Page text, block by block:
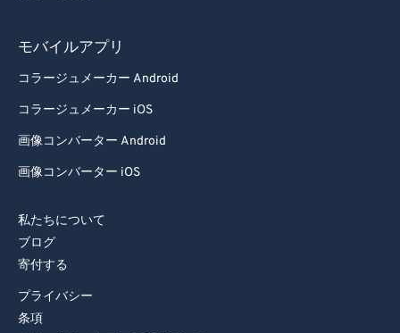
モバイルアプリ
コラージュメーカー Android
コラージュメーカー iOS
画像コンバーター Android
画像コンバーター iOS
私たちについて
ブログ
寄付する
プライバシー
条項